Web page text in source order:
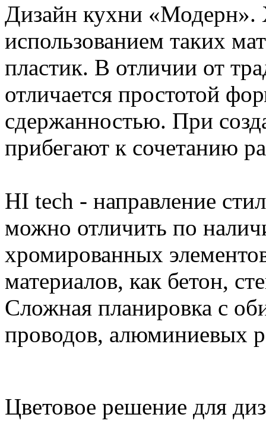
Дизайн кухни «Модерн».
использованием таких
пластик. В отличии от
отличается простотой
сдержанностью. При
прибегают к сочетанию
HI tech - направление
можно отличить по
хромированных
материалов, как бетон,
Сложная планировка с
проводов, алюминиевых
Цветовое решение для